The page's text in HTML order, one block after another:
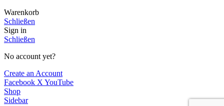
Warenkorb
Schließen
Sign in
Schließen
No account yet?
Create an Account
Facebook X YouTube
Shop
Sidebar